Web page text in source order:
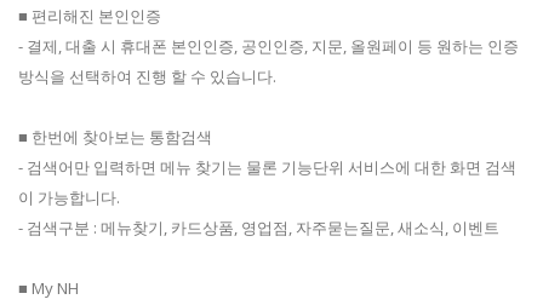
■ 편리해진 본인인증
- 결제, 대출 시 휴대폰 본인인증, 공인인증, 지문, 올원페이 등 원하는 인증
방식을 선택하여 진행 할 수 있습니다.
■ 한번에 찾아보는 통함검색
- 검색어만 입력하면 메뉴 찾기는 물론 기능단위 서비스에 대한 화면 검색
이 가능합니다.
- 검색구분 : 메뉴찾기, 카드상품, 영업점, 자주묻는질문, 새소식, 이벤트
■ My NH